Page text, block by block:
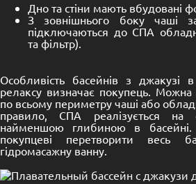
Дно та стіни мають вбудовані
З зовнішнього боку чаші
підключаються до СПА
та фільтр).
Особливість басейнів з
релаксу визначає покупець. Можна
по всьому периметру чаші або
правило, СПА реалізується
найменшою глибиною в басейні.
покупцеві перетворити весь
гідромасажну ванну.